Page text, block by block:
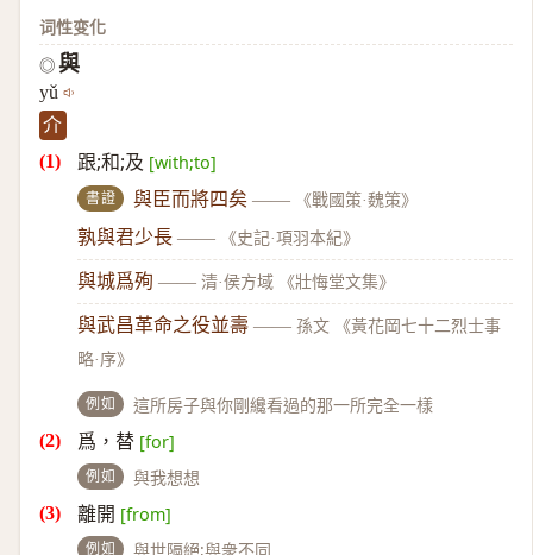
词性变化
◎ 與
yǔ
介
跟;和;及 [with;to]
書證 與臣而將四矣 —— 《戰國策·魏策》
孰與君少長 —— 《史記·項羽本紀》
與城爲殉 —— 清·侯方域 《壯悔堂文集》
與武昌革命之役並壽 —— 孫文 《黃花岡七十二烈士事
略·序》
例如 這所房子與你剛纔看過的那一所完全一樣
爲，替 [for]
例如 與我想想
離開 [from]
例如 與世隔絕;與衆不同